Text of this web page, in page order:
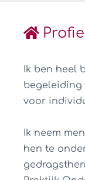
Ik ben heel
begeleiding
voor
Ik neem
hen te